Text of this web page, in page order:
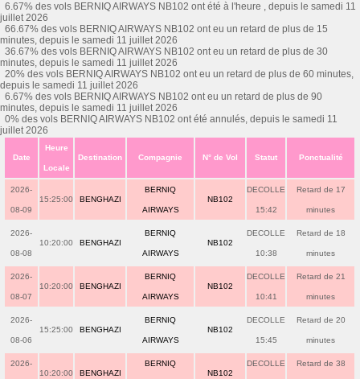
6.67% des vols BERNIQ AIRWAYS NB102 ont été à l'heure , depuis le samedi 11
juillet 2026
66.67% des vols BERNIQ AIRWAYS NB102 ont eu un retard de plus de 15
minutes, depuis le samedi 11 juillet 2026
36.67% des vols BERNIQ AIRWAYS NB102 ont eu un retard de plus de 30
minutes, depuis le samedi 11 juillet 2026
20% des vols BERNIQ AIRWAYS NB102 ont eu un retard de plus de 60 minutes,
depuis le samedi 11 juillet 2026
6.67% des vols BERNIQ AIRWAYS NB102 ont eu un retard de plus de 90
minutes, depuis le samedi 11 juillet 2026
0% des vols BERNIQ AIRWAYS NB102 ont été annulés, depuis le samedi 11
juillet 2026
Date
Heure
Locale
Destination Compagnie N° de Vol Statut Ponctualité
2026-
08-09
15:25:00 BENGHAZI
BERNIQ
AIRWAYS
NB102
DECOLLE
15:42
Retard de 17
minutes
2026-
08-08
10:20:00 BENGHAZI
BERNIQ
AIRWAYS
NB102
DECOLLE
10:38
Retard de 18
minutes
2026-
08-07
10:20:00 BENGHAZI
BERNIQ
AIRWAYS
NB102
DECOLLE
10:41
Retard de 21
minutes
2026-
08-06
15:25:00 BENGHAZI
BERNIQ
AIRWAYS
NB102
DECOLLE
15:45
Retard de 20
minutes
2026-
10:20:00 BENGHAZI
BERNIQ
NB102
DECOLLE Retard de 38